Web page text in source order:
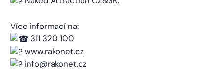
Více informací na:
311 320 100
www.rakonet.cz
info@rakonet.cz